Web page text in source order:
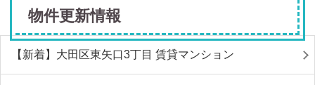
物件更新情報
【新着】大田区東矢口3丁目 賃貸マンション